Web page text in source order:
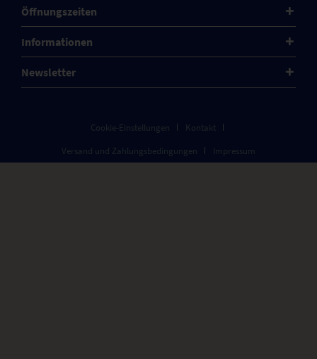
Öffnungszeiten
Informationen
Newsletter
Cookie-Einstellungen
Kontakt
Versand und Zahlungsbedingungen
Impressum